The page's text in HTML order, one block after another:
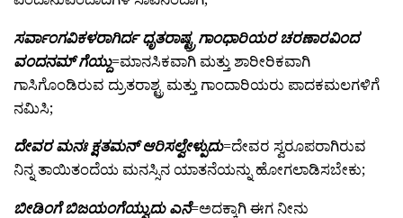
ಸರ್ವಾಂಗವಿಕಳರಾಗಿರ್ದ ಧೃತರಾಷ್ಟ್ರ ಗಾಂಧಾರಿಯರ ಚರಣಾರವಿಂದ
ವಂದನಮ್ ಗೆಯ್ದು=ಮಾನಸಿಕವಾಗಿ ಮತ್ತು ಶಾರೀರಿಕವಾಗಿ
ಗಾಸಿಗೊಂಡಿರುವ ದ್ರುತರಾಶ್ಟ್ರ ಮತ್ತು ಗಾಂದಾರಿಯರು ಪಾದಕಮಲಗಳಿಗೆ
ನಮಿಸಿ;
ದೇವರ ಮನಃ ಕ್ಷತಮನ್ ಆರಿಸಲ್ವೇಳ್ಪುದು=ದೇವರ ಸ್ವರೂಪರಾಗಿರುವ
ನಿನ್ನ ತಾಯಿತಂದೆಯ ಮನಸ್ಸಿನ ಯಾತನೆಯನ್ನು ಹೋಗಲಾಡಿಸಬೇಕು;
ಬೀಡಿಂಗೆ ಬಿಜಯಂಗೆಯ್ವುದು ಎನೆ=ಅದಕ್ಕಾಗಿ ಈಗ ನೀನು